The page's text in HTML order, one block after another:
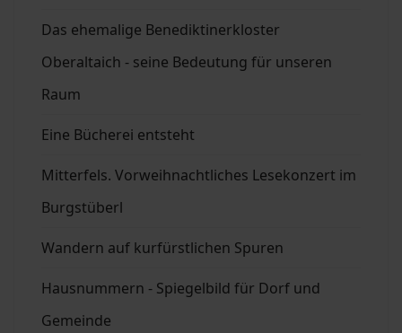
Das ehemalige Benediktinerkloster
Oberaltaich - seine Bedeutung für unseren
Raum
Eine Bücherei entsteht
Mitterfels. Vorweihnachtliches Lesekonzert im
Burgstüberl
Wandern auf kurfürstlichen Spuren
Hausnummern - Spiegelbild für Dorf und
Gemeinde